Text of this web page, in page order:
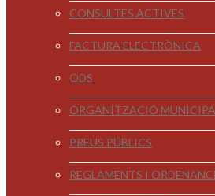
CONSULTES ACTIVES
FACTURA ELECTRÒNICA
ODS
ORGANITZACIÓ
PREUS PÚBLICS
REGLAMENTS I